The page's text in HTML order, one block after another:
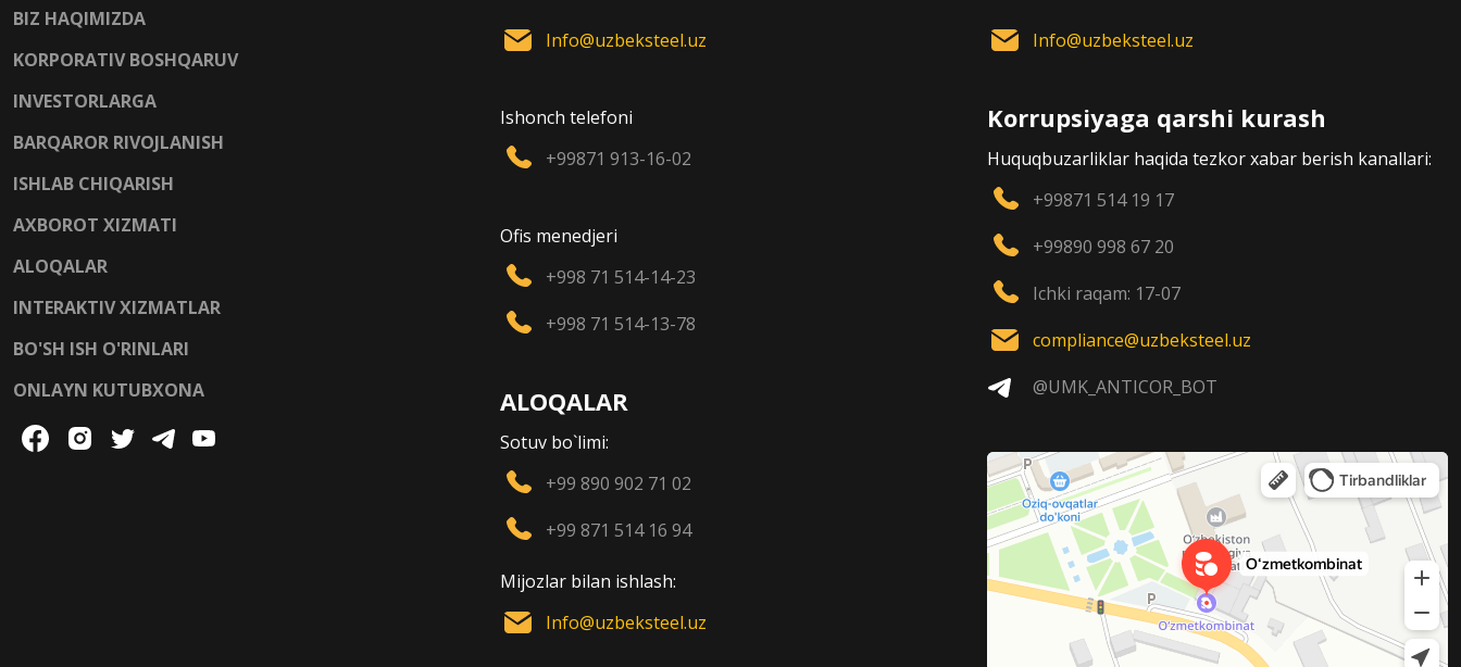
BIZ HAQIMIZDA
KORPORATIV BOSHQARUV
INVESTORLARGA
BARQAROR RIVOJLANISH
ISHLAB CHIQARISH
AXBOROT XIZMATI
ALOQALAR
INTERAKTIV XIZMATLAR
BO'SH ISH O'RINLARI
ONLAYN KUTUBXONA
Info@uzbeksteel.uz
Ishonch telefoni
+99871 913-16-02
Ofis menedjeri
+998 71 514-14-23
+998 71 514-13-78
ALOQALAR
Sotuv bo`limi:
+99 890 902 71 02
+99 871 514 16 94
Mijozlar bilan ishlash:
Info@uzbeksteel.uz
Info@uzbeksteel.uz
Korrupsiyaga qarshi kurash
Huquqbuzarliklar haqida tezkor xabar berish kanallari:
+99871 514 19 17
+99890 998 67 20
Ichki raqam: 17-07
compliance@uzbeksteel.uz
@UMK_ANTICOR_BOT